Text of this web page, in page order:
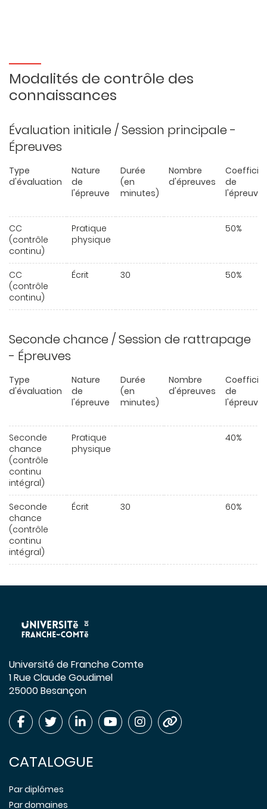
Modalités de contrôle des
connaissances
Évaluation initiale / Session principale -
Épreuves
Type
d'évaluation
Nature
de
l'épreuve
Durée
(en
minutes)
Nombre
d'épreuves
de
l'épreuve
CC
(contrôle
continu)
Pratique
physique
50%
CC
(contrôle
continu)
Écrit 30 50%
Seconde chance / Session de rattrapage
- Épreuves
Type
d'évaluation
Nature
de
l'épreuve
Durée
(en
minutes)
Nombre
d'épreuves
de
l'épreuve
Seconde
chance
(contrôle
continu
intégral)
Pratique
physique
40%
Seconde
chance
(contrôle
continu
intégral)
Écrit 30 60%
Université de Franche Comte
1 Rue Claude Goudimel
25000 Besançon
CATALOGUE
Par diplômes
Par domaines